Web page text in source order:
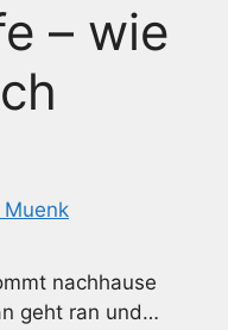
– wie
Muenk
nachhause
geht ran und…